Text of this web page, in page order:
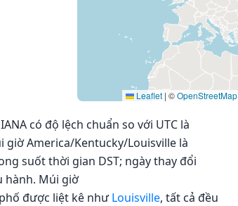
Leaflet | ©OpenStreetMap
có độ lệch chuẩn so với UTC là
giờ America/Kentucky/Louisville là
suốt thời gian DST; ngày thay đổi
hành. Múi giờ
được liệt kê nhưLouisville, tất cả đều